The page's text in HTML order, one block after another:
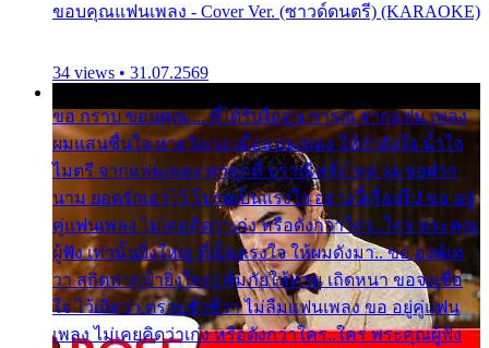
ขอบคุณแฟนเพลง - Cover Ver. (ซาวด์ดนตรี) (KARAOKE)
34 views • 31.07.2569
ขอ กราบ ขอบคุณ.... ที่ได้รับไออุ่น การุณ จากแฟน เพลง
ผมแสนชื่นใจ หายวังเวง เมื่อแฟนเพลง ให้กำลังใจ น้ำใจ
ไมตรี จากแฟนเพลง ทุกทุกที่ ปราณีหลั่งไหล ผมขอฝาก
นาม ยอดรักเอาไว้ โปรดเป็นแรงใจ อย่างนี้เรื่อยไป ขอ อยู่
คู่แฟนเพลง ไม่เคยคิดว่าเก่ง หรือดังกว่าใคร..ใคร พระคุณ
ผู้ฟัง เท่านั้นยิ่งใหญ่ ที่เป็นแรงใจ ให้ผมดังมา.. ขอ องค์เท
วา สถิตฟากฟ้ายิ่งใหญ่ คุ้มภัยให้ท่าน เถิดหนา ขอจงเชื่อ
ใจ ไว้เถิดว่า ตราบชั่วชีวา ไม่ลืมแฟนเพลง ขอ อยู่คู่แฟน
เพลง ไม่เคยคิดว่าเก่ง หรือดังกว่าใคร..ใคร พระคุณผู้ฟัง